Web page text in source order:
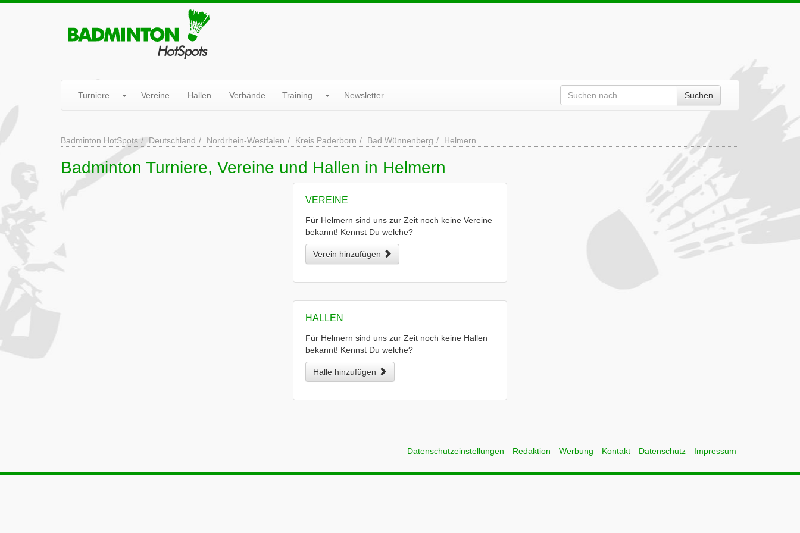
Turniere Vereine Hallen Verbände Training Newsletter Suchen
Badminton HotSpots Deutschland Nordrhein-Westfalen Kreis Paderborn Bad Wünnenberg Helmern
Badminton Turniere, Vereine und Hallen in Helmern
VEREINE
Für Helmern sind uns zur Zeit noch keine Vereine
bekannt! Kennst Du welche?
Verein hinzufügen
HALLEN
Für Helmern sind uns zur Zeit noch keine Hallen
bekannt! Kennst Du welche?
Halle hinzufügen
Datenschutzeinstellungen Redaktion Werbung Kontakt Datenschutz Impressum